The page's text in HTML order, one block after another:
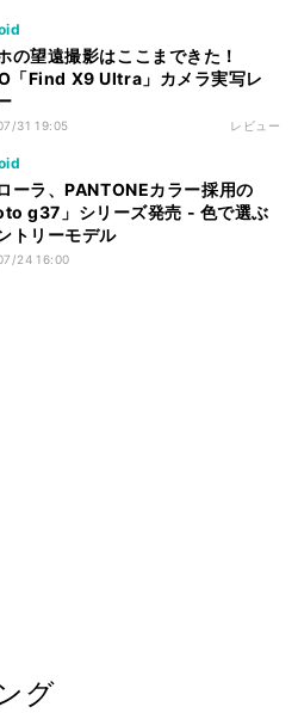
の望遠撮影はここまできた！
「Find X9 Ultra」カメラ実写レ
31 19:05 レビュー
ーラ、PANTONEカラー採用の
g37」シリーズ発売 - 色で選ぶ
トリーモデル
24 16:00
グ